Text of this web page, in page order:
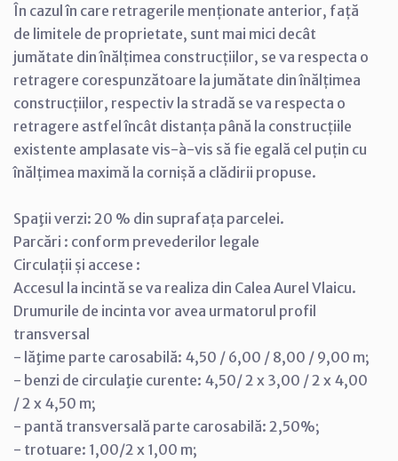
În cazul în care retragerile menționate anterior, față
de limitele de proprietate, sunt mai mici decât
jumătate din înălțimea construcțiilor, se va respecta o
retragere corespunzătoare la jumătate din înălțimea
construcțiilor, respectiv la stradă se va respecta o
retragere astfel încât distanța până la construcțiile
existente amplasate vis-à-vis să fie egală cel puțin cu
înălțimea maximă la cornișă a clădirii propuse.
Spaţii verzi: 20 % din suprafața parcelei.
Parcări : conform prevederilor legale
Circulații și accese :
Accesul la incintă se va realiza din Calea Aurel Vlaicu.
Drumurile de incinta vor avea urmatorul profil
transversal
- lăţime parte carosabilă: 4,50 / 6,00 / 8,00 / 9,00 m;
- benzi de circulaţie curente: 4,50/ 2 x 3,00 / 2 x 4,00
/ 2 x 4,50 m;
- pantă transversală parte carosabilă: 2,50%;
- trotuare: 1,00/2 x 1,00 m;